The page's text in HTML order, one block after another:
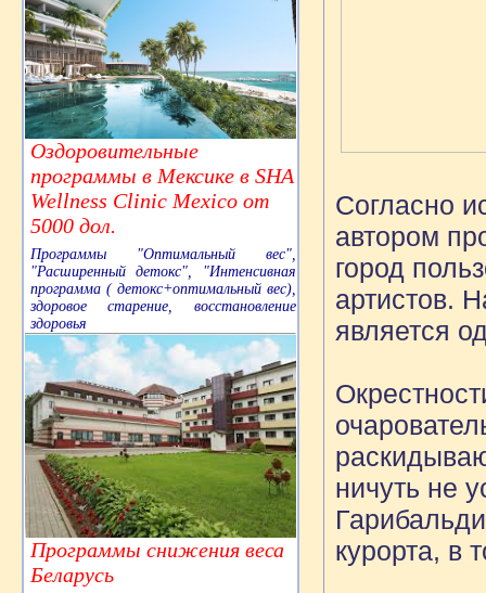
Оздоровительные
программы в Мексике в SHA
Wellness Clinic Mexico от
5000 дол.
Программы "Оптимальный вес",
"Расширенный детокс", "Интенсивная
программа ( детокс+оптимальный вес),
здоровое старение, восстановление
здоровья
Программы снижения веса
Беларусь
Согласно
автором
город
артистов.
является
ничуть не
курорта, в